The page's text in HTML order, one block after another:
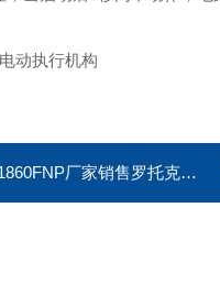
家销售罗托克智能型烟通风的电动执行器